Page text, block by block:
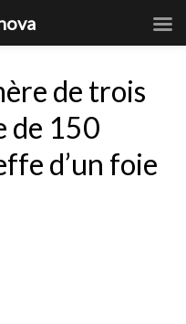
de trois
de 150
d’un foie